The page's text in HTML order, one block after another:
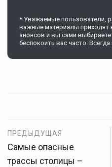
* Уважаемые пользователи,
важные материалы приходят
анонсов и вы сами
беспокоить вас часто.
ПРЕДЫДУЩАЯ
Самые опасные
трассы столицы –